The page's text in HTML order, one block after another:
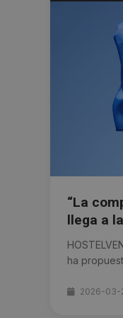
“La
llega a
ha
2026-03-